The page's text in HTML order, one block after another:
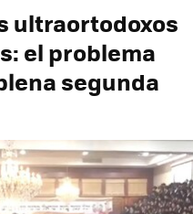
ultraortodoxos
el problema
segunda